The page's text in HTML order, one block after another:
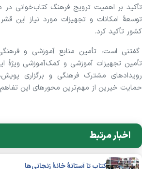
تأکید بر اهمیت ترویج فرهنگ کتاب‌خوانی در
توسعهٔ امکانات و تجهیزات مورد نیاز این
کشور تأکید کرد.
گفتنی است، تأمین منابع آموزشی و فرهنگی
تأمین تجهیزات آموزشی و کمک‌آموزشی ویژهٔ
رویدادهای مشترک فرهنگی و برگزاری
حمایت خیرین از مهم‌ترین محورهای این
اخبار مرتبط
کتاب تا آستانهٔ خانهٔ زنجانی‌ها